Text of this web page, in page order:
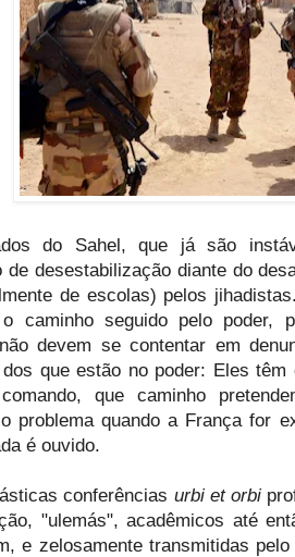
do Sahel, que já são
de desestabilização diante do
de escolas) pelos
o caminho seguido pelo poder,
devem se contentar em
dos que estão no poder: Eles
que caminho
problema quando a França for
é ouvido.
conferências urbi et orbi
"ulemás", acadêmicos até
e zelosamente transmitidas